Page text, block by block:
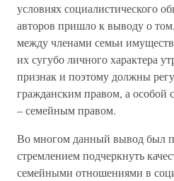
условиях социалистического
авторов пришло к выводу о
между членами семьи
их сугубо личного характера
признак и поэтому должны
гражданским правом, а особой
– семейным правом.
Во многом данный вывод был
стремлением подчеркнуть
семейными отношениями в